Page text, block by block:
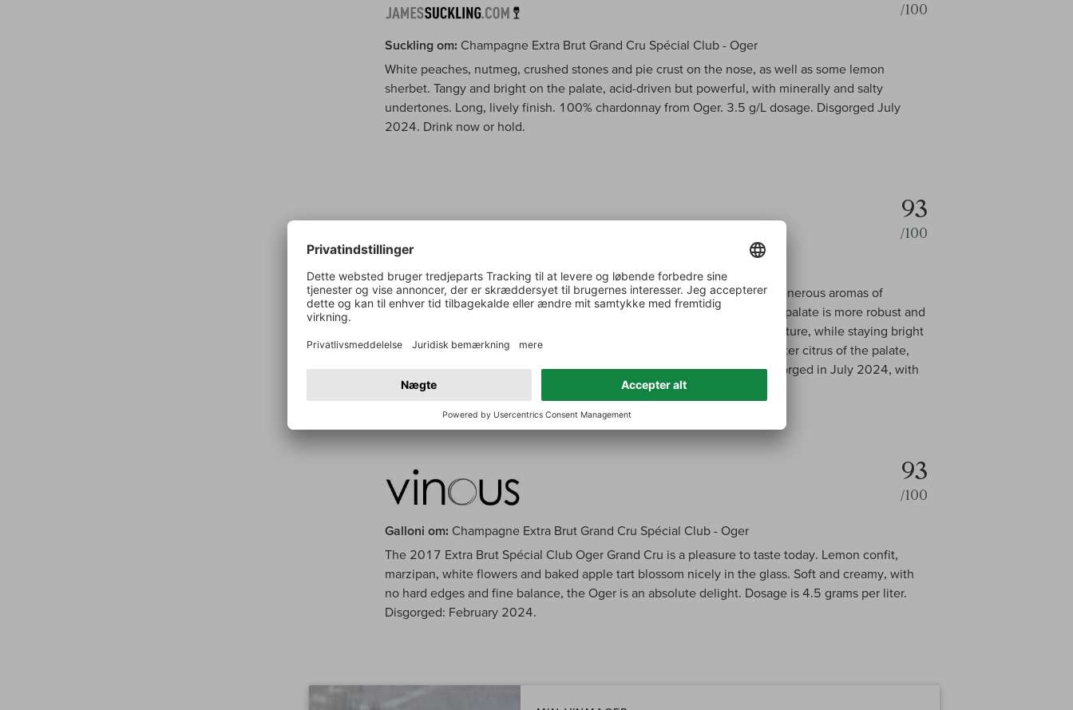
/100
Suckling om: Champagne Extra Brut Grand Cru Spécial Club - Oger
White peaches, nutmeg, crushed stones and pie crust on the nose, as well as some lemon
sherbet. Tangy and bright on the palate, acid-driven but powerful, with minerally and salty
undertones. Long, lively finish. 100% chardonnay from Oger. 3.5 g/L dosage. Disgorged July
2024. Drink now or hold.
93
/100
Jeb Dunnuck om:
Champagne Extra Brut Grand Cru Spécial Club - Oger
The 2017 Champagne Grand Cru Oger Special Club Extra Brut offers generous aromas of
Parmesan, poached apples, leesy fresh bread, and poached lemon. The palate is more robust and
broader in structure, yet remains medium-bodied with a fleshy, pithy texture, while staying bright
on the palate. The mousse is refined and highlights the saltiness and bitter citrus of the palate,
with savory, mouthwatering length and hints of fresh ginger spice. Disgorged in July 2024, with
a dosage of 4.5 grams per liter.
93
/100
Galloni om: Champagne Extra Brut Grand Cru Spécial Club - Oger
The 2017 Extra Brut Spécial Club Oger Grand Cru is a pleasure to taste today. Lemon confit,
marzipan, white flowers and baked apple tart blossom nicely in the glass. Soft and creamy, with
no hard edges and fine balance, the Oger is an absolute delight. Dosage is 4.5 grams per liter.
Disgorged: February 2024.